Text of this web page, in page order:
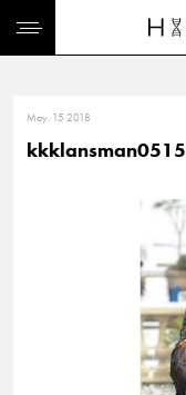
May. 15 2018
kkklansman0515